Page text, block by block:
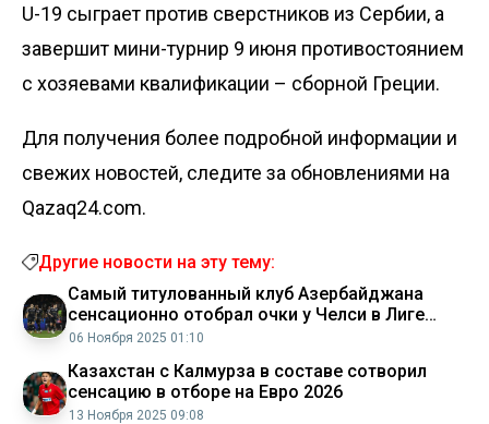
U-19 сыграет против сверстников из Сербии, а
завершит мини-турнир 9 июня противостоянием
с хозяевами квалификации – сборной Греции.
Для получения более подробной информации и
свежих новостей, следите за обновлениями на
Qazaq24.com.
Другие новости на эту тему:
Самый титулованный клуб Азербайджана
сенсационно отобрал очки у Челси в Лиге
чемпионов
06 Ноября 2025 01:10
Казахстан с Калмурза в составе сотворил
сенсацию в отборе на Евро 2026
13 Ноября 2025 09:08